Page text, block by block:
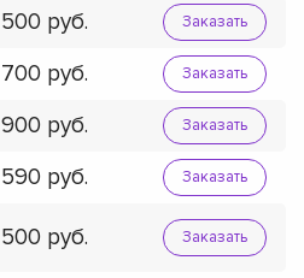
500 Заказать
700 Заказать
900 Заказать
590 Заказать
500 Заказать